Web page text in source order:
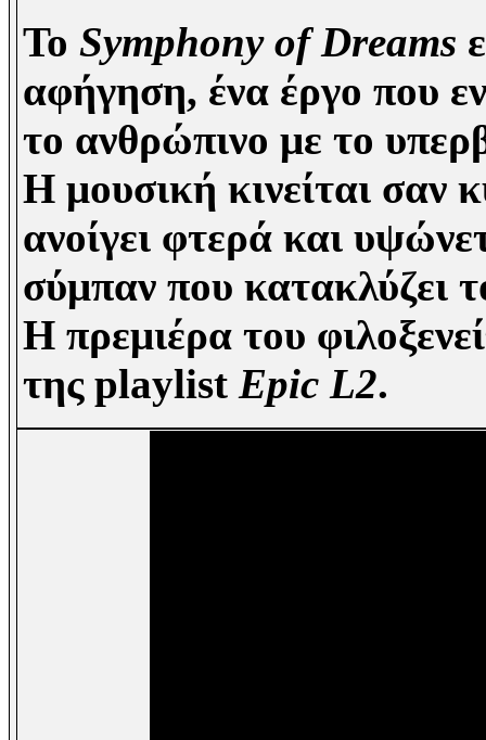
ΤοSymphony of Dreams
αφήγηση, ένα έργο που
το ανθρώπινο με το
Η μουσική κινείται σαν
ανοίγει φτερά και
σύμπαν που κατακλύζει
Η πρεμιέρα του
της playlistEpic L2.